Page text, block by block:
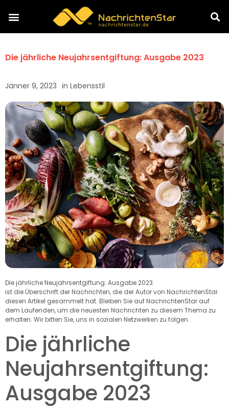
Die jährliche Neujahrsentgiftung: Ausgabe 2023
Jänner 9, 2023 in Lebensstil
Die jährliche Neujahrsentgiftung: Ausgabe 2023
ist die Überschrift der Nachrichten, die der Autor von NachrichtenStar
diesen Artikel gesammelt hat. Bleiben Sie auf NachrichtenStar auf
dem Laufenden, um die neuesten Nachrichten zu diesem Thema zu
erhalten. Wir bitten Sie, uns in sozialen Netzwerken zu folgen.
Die jährliche
Neujahrsentgiftung:
Ausgabe 2023